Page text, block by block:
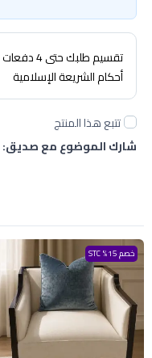
تقسيم طلبك حتى 4 دفعات
أحكام الشريعة الإسلامية
تتبع هذا المنتج
شارك الموضوع مع صديق:
خصم 15% STC